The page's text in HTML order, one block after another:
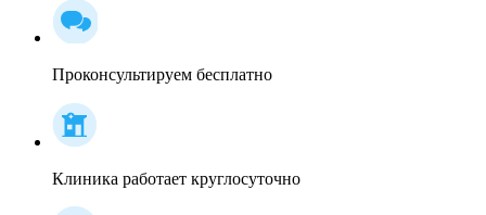
Проконсультируем бесплатно
Клиника работает круглосуточно